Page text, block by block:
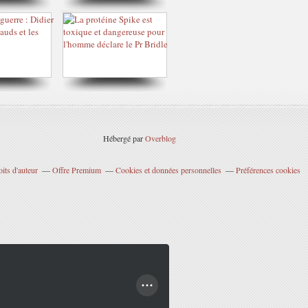
Hébergé parOverblog
d'auteur Offre Premium Cookies et données personnelles Préférences cookies